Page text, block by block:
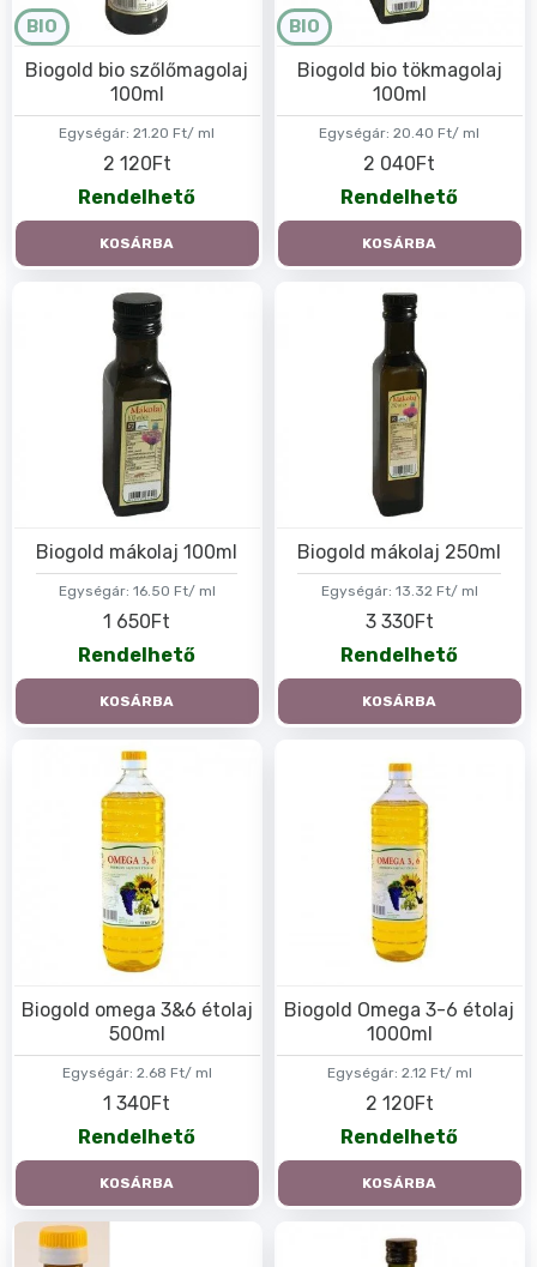
BIO
Egységár: 21.20 Ft/ ml
Biogold bio szőlőmagolaj
100ml
2 120Ft
Rendelhető
KOSÁRBA
BIO
Egységár: 20.40 Ft/ ml
Biogold bio tökmagolaj
100ml
2 040Ft
Rendelhető
KOSÁRBA
Egységár: 16.50 Ft/ ml
Biogold mákolaj 100ml
1 650Ft
Rendelhető
KOSÁRBA
Egységár: 13.32 Ft/ ml
Biogold mákolaj 250ml
3 330Ft
Rendelhető
KOSÁRBA
Egységár: 2.68 Ft/ ml
Biogold omega 3&6 étolaj
500ml
1 340Ft
Rendelhető
KOSÁRBA
Egységár: 2.12 Ft/ ml
Biogold Omega 3-6 étolaj
1000ml
2 120Ft
Rendelhető
KOSÁRBA